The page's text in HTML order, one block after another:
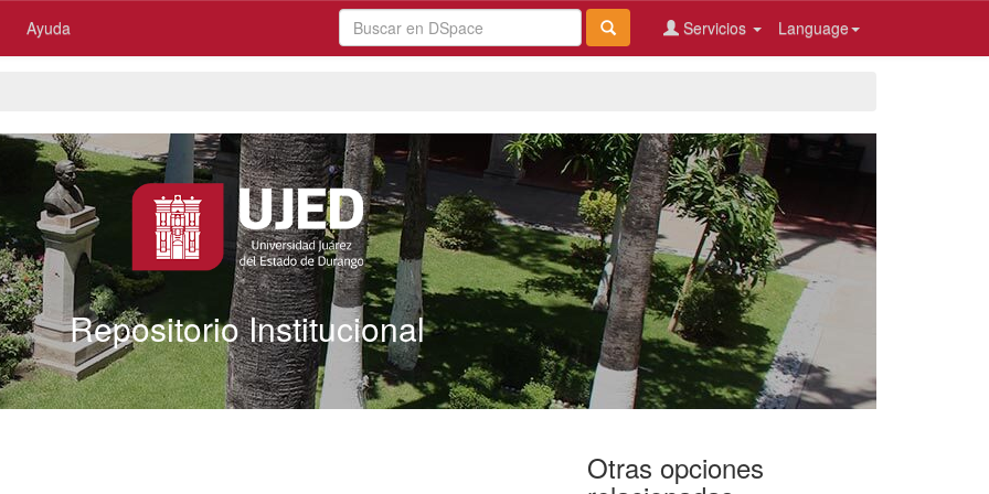
Ayuda Language
Servicios
Repositorio Institucional
Otras opciones